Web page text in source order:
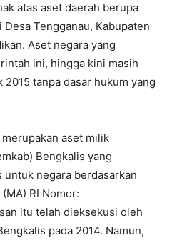
atas aset daerah berupa
Tengganau, Kabupaten
Aset negara yang
ini, hingga kini masih
tanpa dasar hukum yang
aset milik
Bengkalis yang
negara berdasarkan
RI Nomor:
itu telah dieksekusi oleh
pada 2014. Namun,